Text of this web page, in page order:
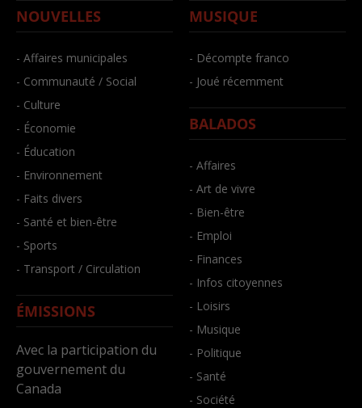
NOUVELLES
- Affaires municipales
- Communauté / Social
- Culture
- Économie
- Éducation
- Environnement
- Faits divers
- Santé et bien-être
- Sports
- Transport / Circulation
ÉMISSIONS
Avec la participation du
gouvernement du
Canada
MUSIQUE
- Décompte franco
- Joué récemment
BALADOS
- Affaires
- Art de vivre
- Bien-être
- Emploi
- Finances
- Infos citoyennes
- Loisirs
- Musique
- Politique
- Santé
- Société